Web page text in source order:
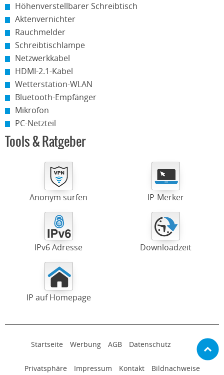
Höhenverstellbarer Schreibtisch
Aktenvernichter
Rauchmelder
Schreibtischlampe
Netzwerkkabel
HDMI-2.1-Kabel
Wetterstation-WLAN
Bluetooth-Empfänger
Mikrofon
PC-Netzteil
Tools & Ratgeber
Anonym surfen IP-Merker
IPv6 Adresse Downloadzeit
IP auf Homepage
Startseite Werbung AGB Datenschutz
Privatsphäre Impressum Kontakt Bildnachweise